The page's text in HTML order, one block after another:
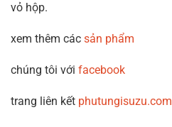
vỏ hộp.
xem thêm các sản phẩm
chúng tôi với facebook
trang liên kết phutungisuzu.com